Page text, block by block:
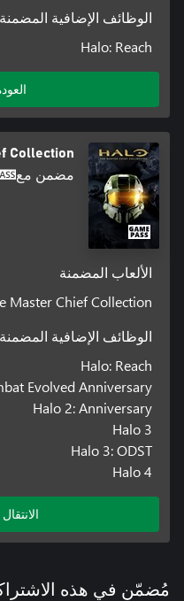
الوظائف الإضافية المضمنة
Halo: Reach
Collection
مضمن مع
الألعاب المضمنة
Master Chief Collection
الوظائف الإضافية المضمنة
Halo: Reach
Evolved Anniversary
Halo 2: Anniversary
Halo 3
Halo 3: ODST
Halo 4
مُضمّن في هذه